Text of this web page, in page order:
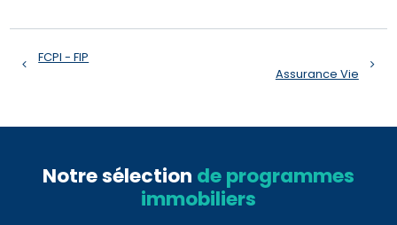
FCPI - FIP
Assurance Vie
Notre sélection de programmes
immobiliers